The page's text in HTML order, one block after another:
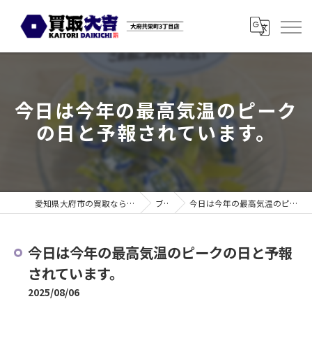
今日は今年の最高気温のピーク
の日と予報されています。
愛知県大府市の買取なら買取大吉 大府共栄町3丁目店 ブログ 今日は今年の最高気温のピークの日と予報されています。
今日は今年の最高気温のピークの日と予報
されています。
2025/08/06